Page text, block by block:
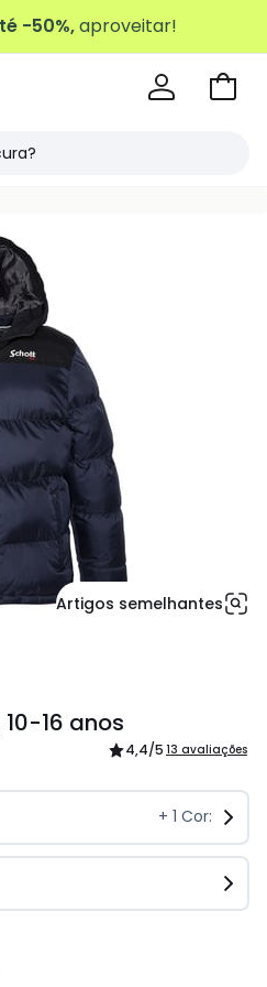
-50%,aproveitar!
Ir
Artigos semelhantes
16 anos
4,4/5 13 avaliações
+ 1 Cor: